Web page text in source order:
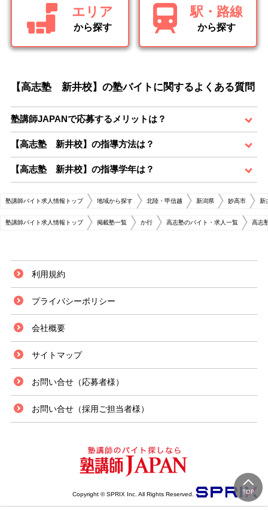
エリア
から探す
駅・路線
から探す
【高志塾 新井校】の塾バイトに関するよくある質問
塾講師JAPANで応募するメリットは？
【高志塾 新井校】の指導方法は？
【高志塾 新井校】の指導学年は？
塾講師バイト求人情報トップ 地域から探す 北陸・甲信越 新潟県 妙高市 新
塾講師バイト求人情報トップ 掲載塾一覧 か行 高志塾のバイト・求人一覧 高志
利用規約
プライバシーポリシー
会社概要
サイトマップ
お問い合せ（応募者様）
お問い合せ（採用ご担当者様）
Copyright © SPRIX Inc. All Rights Reserved.